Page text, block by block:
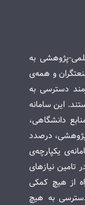
پژوهشی به
و همه‌ی
دسترسی به
این سامانه
دانشگاهی،
پژوهشی، درصدد
یکپارچه‌ی
تامین نیازهای
از هیچ کمکی
دسترسی به هیچ